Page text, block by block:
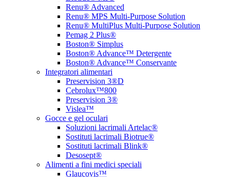
Renu® Advanced
Renu® MPS Multi-Purpose Solution
Renu® MultiPlus Multi-Purpose Solution
Pemag 2 Plus®
Boston® Simplus
Boston® Advance™ Detergente
Boston® Advance™ Conservante
Integratori alimentari
Preservision 3®D
Cebrolux™800
Preservision 3®
Vislea™
Gocce e gel oculari
Soluzioni lacrimali Artelac®
Sostituti lacrimali Biotrue®
Sostituti lacrimali Blink®
Desosept®
Alimenti a fini medici speciali
Glaucovis™